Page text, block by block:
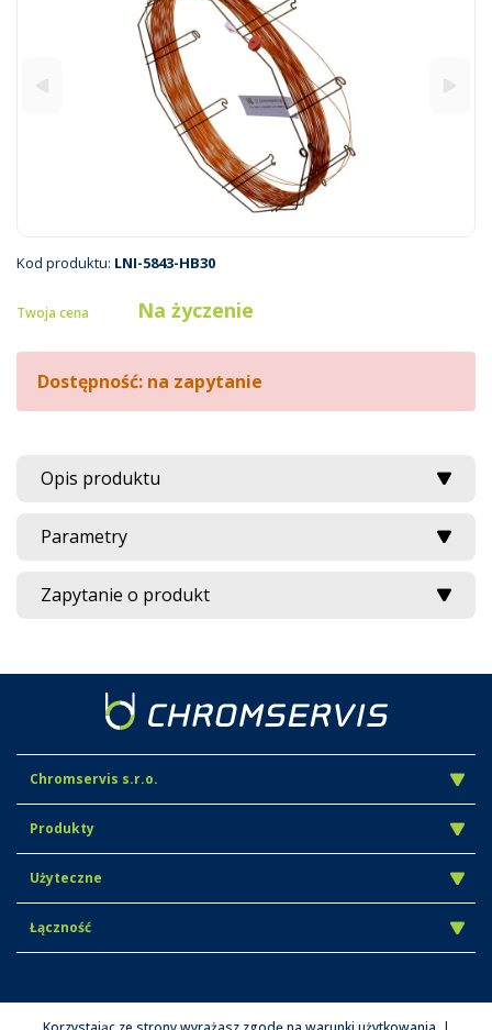
Kod produktu: LNI-5843-HB30
Twoja cena Na życzenie
Dostępność: na zapytanie
Opis produktu
Parametry
Zapytanie o produkt
Chromservis s.r.o.
Produkty
Użyteczne
Łączność